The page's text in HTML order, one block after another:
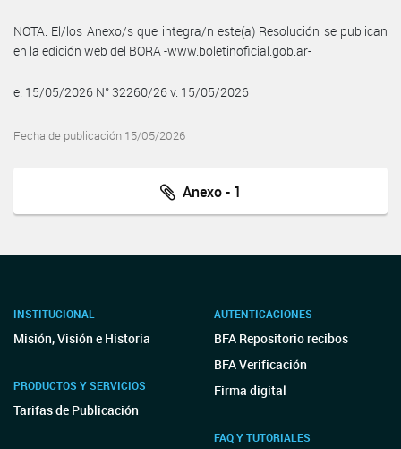
NOTA: El/los Anexo/s que integra/n este(a) Resolución se publican
en la edición web del BORA -www.boletinoficial.gob.ar-
e. 15/05/2026 N° 32260/26 v. 15/05/2026
Fecha de publicación 15/05/2026
Anexo - 1
INSTITUCIONAL
Misión, Visión e Historia
PRODUCTOS Y SERVICIOS
Tarifas de Publicación
AUTENTICACIONES
BFA Repositorio recibos
BFA Verificación
Firma digital
FAQ Y TUTORIALES